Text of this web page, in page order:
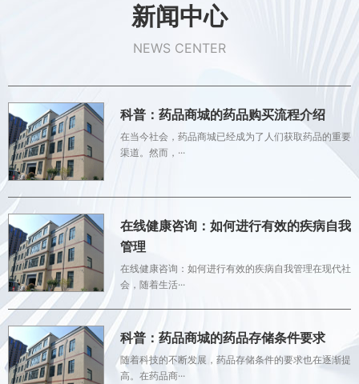
新闻中心
NEWS CENTER
科普：药品商城的药品购买流程介绍
在当今社会，药品商城已经成为了人们获取药品的重要
渠道。然而，···
在线健康咨询：如何进行有效的疾病自我
管理
在线健康咨询：如何进行有效的疾病自我管理在现代社
会，随着生活···
科普：药品商城的药品存储条件要求
随着科技的不断发展，药品存储条件的要求也在逐渐提
高。在药品商···